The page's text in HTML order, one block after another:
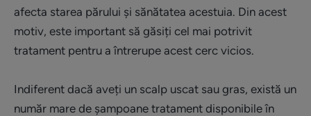
afecta starea părului și sănătatea acestuia. Din acest
motiv, este important să găsiți cel mai potrivit
tratament pentru a întrerupe acest cerc vicios.
Indiferent dacă aveți un scalp uscat sau gras, există un
număr mare de șampoane tratament disponibile în